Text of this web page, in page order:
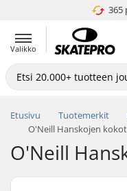
365
Valikko
Etusivu Tuotemerkit
O'Neill Hanskojen
O'Neill